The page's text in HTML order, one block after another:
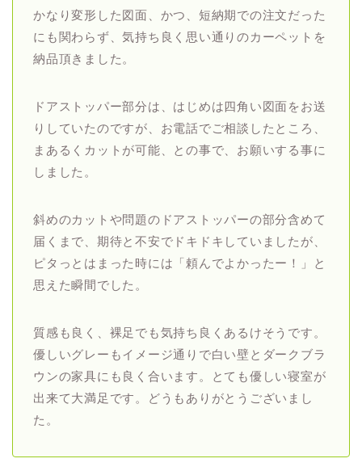
かなり変形した図面、かつ、短納期での注文だった
にも関わらず、気持ち良く思い通りのカーペットを
納品頂きました。
ドアストッパー部分は、はじめは四角い図面をお送
りしていたのですが、お電話でご相談したところ、
まあるくカットが可能、との事で、お願いする事に
しました。
斜めのカットや問題のドアストッパーの部分含めて
届くまで、期待と不安でドキドキしていましたが、
ピタっとはまった時には「頼んでよかったー！」と
思えた瞬間でした。
質感も良く、裸足でも気持ち良くあるけそうです。
優しいグレーもイメージ通りで白い壁とダークブラ
ウンの家具にも良く合います。とても優しい寝室が
出来て大満足です。どうもありがとうございまし
た。